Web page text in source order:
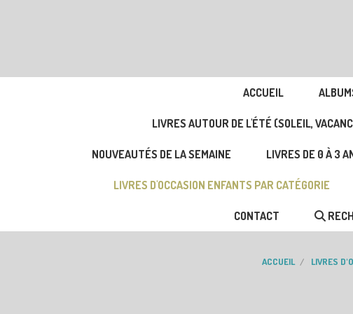
ACCUEIL
LIVRES AUTOUR DE L'ÉTÉ (SOLEIL,
NOUVEAUTÉS DE LA SEMAINE LIVRES DE 0 À 3
LIVRES D'OCCASION ENFANTS PAR CATÉGORIE
CONTACT
ACCUEIL LIVRES